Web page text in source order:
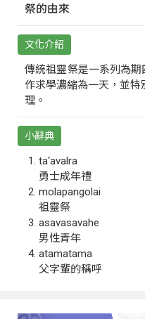
祭的由來
文化介紹
傳統祖靈祭是一系列為
作求學濃縮為一天，並特
理。
小辭典
ta‘avalra
勇士成年禮
molapangolai
祖靈祭
asavasavahe
男性青年
atamatama
父字輩的稱呼